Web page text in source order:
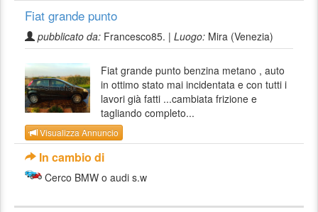
Fiat grande punto
pubblicato da: Francesco85. | Luogo: Mira (Venezia)
Fiat grande punto benzina metano , auto
in ottimo stato mai incidentata e con tutti i
lavori già fatti ...cambiata frizione e
tagliando completo...
Visualizza Annuncio
In cambio di
Cerco BMW o audi s.w